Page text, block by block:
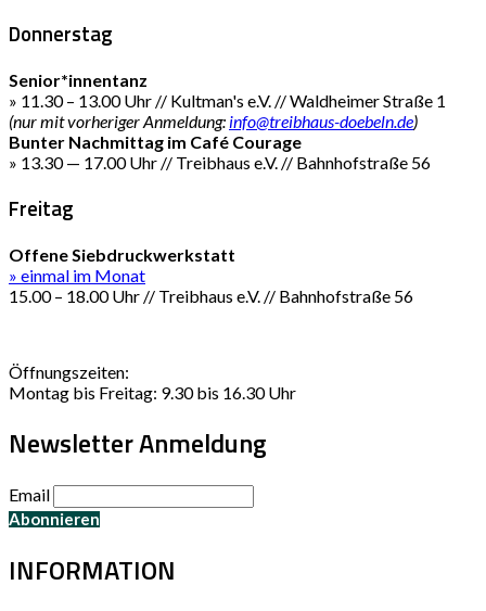
Donnerstag
Senior*innentanz
» 11.30 – 13.00 Uhr // Kultman's e.V. // Waldheimer Straße 1
(nur mit vorheriger Anmeldung: info@treibhaus-doebeln.de)
Bunter Nachmittag im Café Courage
» 13.30 — 17.00 Uhr // Treibhaus e.V. // Bahnhofstraße 56
Freitag
Offene Siebdruckwerkstatt
» einmal im Monat
15.00 – 18.00 Uhr // Treibhaus e.V. // Bahnhofstraße 56
Öffnungszeiten:
Montag bis Freitag: 9.30 bis 16.30 Uhr
Newsletter Anmeldung
Email
INFORMATION